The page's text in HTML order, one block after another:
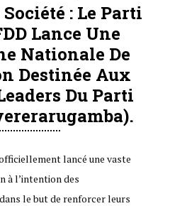
: Le Parti
Lance Une
Nationale De
Destinée Aux
Du Parti
lancé une vaste
à l’intention des
le but de renforcer leurs